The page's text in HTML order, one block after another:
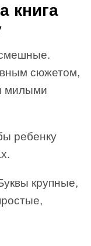
книга
сюжетом,
милыми
ребенку
крупные,